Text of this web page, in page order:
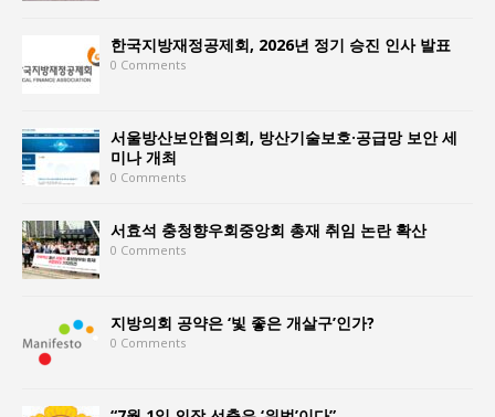
한국지방재정공제회, 2026년 정기 승진 인사 발표
0 Comments
서울방산보안협의회, 방산기술보호·공급망 보안 세
미나 개최
0 Comments
서효석 충청향우회중앙회 총재 취임 논란 확산
0 Comments
지방의회 공약은 ‘빛 좋은 개살구’인가?
0 Comments